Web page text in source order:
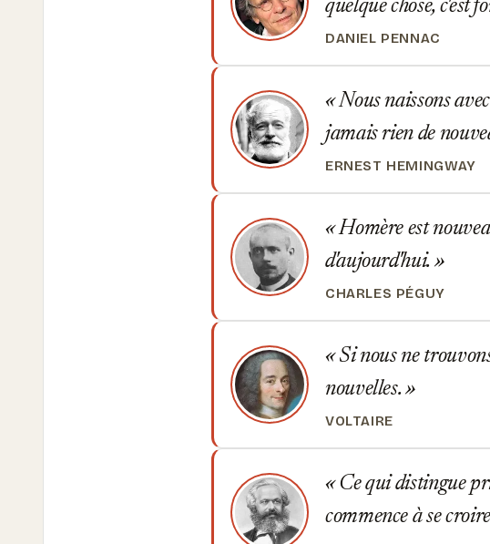
quelque chose, c'est
DANIEL PENNAC
Nous naissons
jamais rien de
ERNEST HEMINGWAY
Homère est
d'aujourd'hui.
CHARLES PÉGUY
Si nous ne
nouvelles.
VOLTAIRE
Ce qui distingue
commence à se